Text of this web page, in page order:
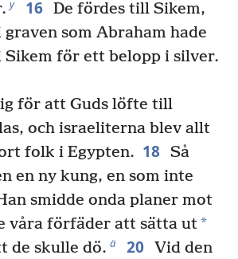
y 16 De fördes till Sikem,
som Abraham hade
Sikem för ett belopp i silver.
för att Guds löfte till
och israeliterna blev allt
folk i Egypten. 18 Så
en ny kung, en som inte
smidde onda planer mot
våra förfäder att sätta ut*
de skulle dö. ä 20 Vid den